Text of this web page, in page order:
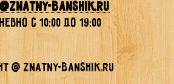
banshik.ru
с 10:00 до 19:00
@ znatny-banshik.ru